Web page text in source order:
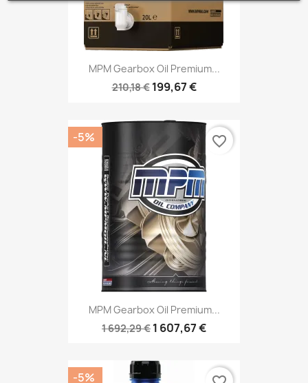
MPM Gearbox Oil Premium...
210,18 € 199,67 €
MPM Gearbox Oil Premium...
1 692,29 € 1 607,67 €
-5% favorite_border
-5%